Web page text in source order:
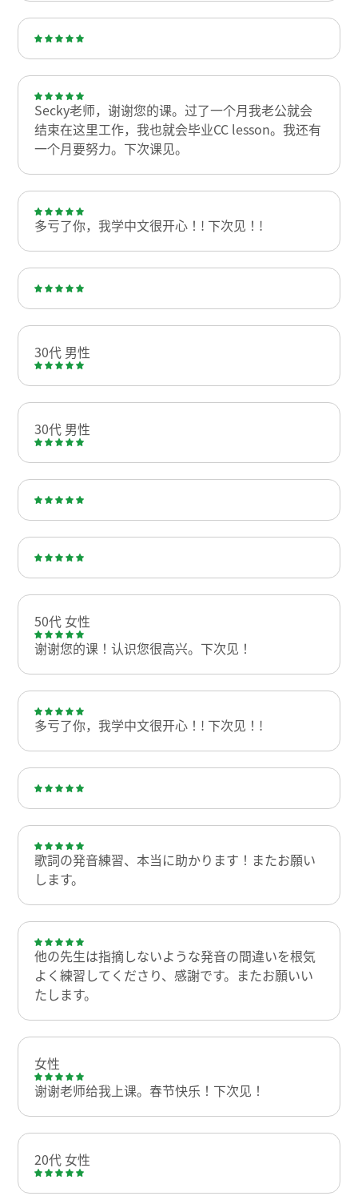
Secky老师，谢谢您的课。过了一个月我老公就会
结束在这里工作，我也就会毕业CC lesson。我还有
一个月要努力。下次课见。
多亏了你，我学中文很开心！! 下次见！!
30代 男性
30代 男性
50代 女性
谢谢您的课！认识您很高兴。下次见！
多亏了你，我学中文很开心！! 下次见！!
歌詞の発音練習、本当に助かります！またお願い
します。
他の先生は指摘しないような発音の間違いを根気
よく練習してくださり、感謝です。またお願いい
たします。
女性
谢谢老师给我上课。春节快乐！下次见！
20代 女性